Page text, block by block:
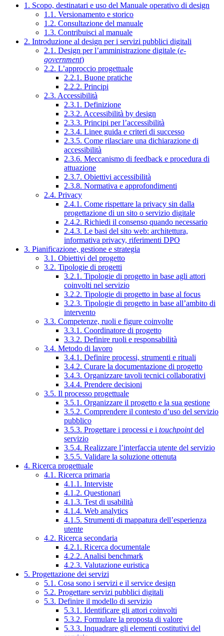
1. Scopo, destinatari e uso del Manuale operativo di design
1.1. Versionamento e storico
1.2. Consultazione del manuale
1.3. Contribuisci al manuale
2. Introduzione al design per i servizi pubblici digitali
2.1. Design per l’amministrazione digitale (e-
government)
2.2. L’approccio progettuale
2.2.1. Buone pratiche
2.2.2. Principi
2.3. Accessibilità
2.3.1. Definizione
2.3.2. Accessibilità by design
2.3.3. Principi per l’accessibilità
2.3.4. Linee guida e criteri di successo
2.3.5. Come rilasciare una dichiarazione di
accessibilità
2.3.6. Meccanismo di feedback e procedura di
attuazione
2.3.7. Obiettivi accessibilità
2.3.8. Normativa e approfondimenti
2.4. Privacy
2.4.1. Come rispettare la privacy sin dalla
progettazione di un sito o servizio digitale
2.4.2. Richiedi il consenso quando necessario
2.4.3. Le basi del sito web: architettura,
informativa privacy, riferimenti DPO
3. Pianificazione, gestione e strategia
3.1. Obiettivi del progetto
3.2. Tipologie di progetti
3.2.1. Tipologie di progetto in base agli attori
coinvolti nel servizio
3.2.2. Tipologie di progetto in base al focus
3.2.3. Tipologie di progetto in base all’ambito di
intervento
3.3. Competenze, ruoli e figure coinvolte
3.3.1. Coordinatore di progetto
3.3.2. Definire ruoli e responsabilità
3.4. Metodo di lavoro
3.4.1. Definire processi, strumenti e rituali
3.4.2. Curare la documentazione di progetto
3.4.3. Organizzare tavoli tecnici collaborativi
3.4.4. Prendere decisioni
3.5. Il processo progettuale
3.5.1. Organizzare il progetto e la sua gestione
3.5.2. Comprendere il contesto d’uso del servizio
pubblico
3.5.3. Progettare i processi e i touchpointdel
servizio
3.5.4. Realizzare l’interfaccia utente del servizio
3.5.5. Validare la soluzione ottenuta
4. Ricerca progettuale
4.1. Ricerca primaria
4.1.1. Interviste
4.1.2. Questionari
4.1.3. Test di usabilità
4.1.4. Web analytics
4.1.5. Strumenti di mappatura dell’esperienza
utente
4.2. Ricerca secondaria
4.2.1. Ricerca documentale
4.2.2. Analisi benchmark
4.2.3. Valutazione euristica
5. Progettazione dei servizi
5.1. Cosa sono i servizi e il service design
5.2. Progettare servizi pubblici digitali
5.3. Definire il modello di servizio
5.3.1. Identificare gli attori coinvolti
5.3.2. Formulare la proposta di valore
5.3.3. Inquadrare gli elementi costitutivi del